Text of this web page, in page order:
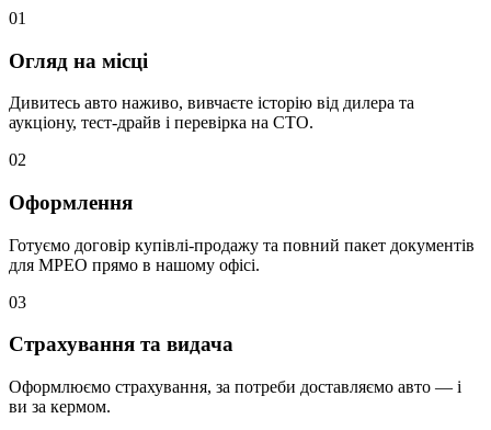
01
Огляд на місці
Дивитесь авто наживо, вивчаєте історію від дилера та
аукціону, тест-драйв і перевірка на СТО.
02
Оформлення
Готуємо договір купівлі-продажу та повний пакет документів
для МРЕО прямо в нашому офісі.
03
Страхування та видача
Оформлюємо страхування, за потреби доставляємо авто — і
ви за кермом.